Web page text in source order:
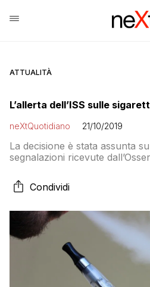
ATTUALITÀ
L’allerta dell’ISS sulle
neXtQuotidiano 21/10/2019
La decisione è stata assunta
segnalazioni ricevute
2, su tre gradi di allerta, quindi
rischio di lievi danni per la
Condividi